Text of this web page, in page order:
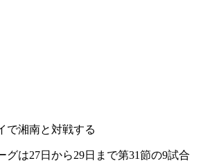
で湘南と対戦する
グは27日から29日まで第31節の9試合